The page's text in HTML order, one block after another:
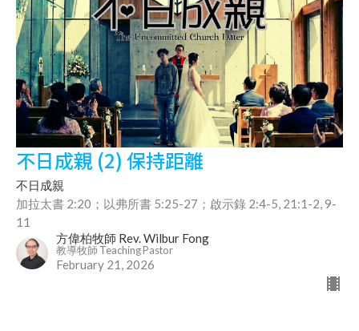
不日成親 (2) 保持距離
不日成親
加拉太書 2:20；以弗所書 5:25-27；啟示錄 2:4-5, 21:1-2, 9-
11
方偉柏牧師 Rev. Wilbur Fong
教導牧師 Teaching Pastor
February 21, 2026